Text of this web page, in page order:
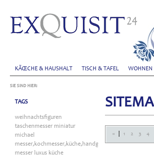
KÃŒCHE & HAUSHALT TISCH & TAFEL WOHNEN
SIE SIND HIER:
TAGS
weihnachtsfiguren
taschenmesser miniatur
michael
messer,kochmesser,küche,handgefertigt
messer luxus küche
« 1 2 3 4